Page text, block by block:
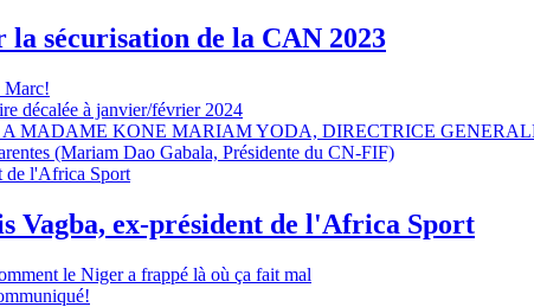
sécurisation de la CAN 2023
Marc!
décalée à janvier/février 2024
MADAME KONE MARIAM YODA, DIRECTRICE
(Mariam Dao Gabala, Présidente du CN-FIF)
Vagba, ex-président de l'Africa Sport
le Niger a frappé là où ça fait mal